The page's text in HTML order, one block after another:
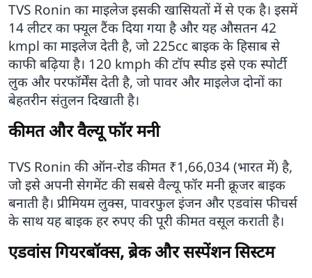
TVS Ronin का माइलेज इसकी खासियतों में से एक है। इसमें
14 लीटर का फ्यूल टैंक दिया गया है और यह औसतन 42
kmpl का माइलेज देती है, जो 225cc बाइक के हिसाब से
काफी बढ़िया है। 120 kmph की टॉप स्पीड इसे एक स्पोर्टी
लुक और परफॉर्मेंस देती है, जो पावर और माइलेज दोनों का
बेहतरीन संतुलन दिखाती है।
कीमत और वैल्यू फॉर मनी
TVS Ronin की ऑन-रोड कीमत ₹1,66,034 (भारत में) है,
जो इसे अपनी सेगमेंट की सबसे वैल्यू फॉर मनी क्रूजर बाइक
बनाती है। प्रीमियम लुक्स, पावरफुल इंजन और एडवांस फीचर्स
के साथ यह बाइक हर रुपए की पूरी कीमत वसूल कराती है।
एडवांस गियरबॉक्स, ब्रेक और सस्पेंशन सिस्टम